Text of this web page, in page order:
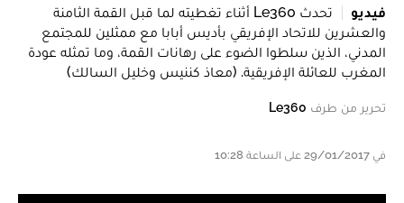
فيديو
تحدث Le360 أثناء تغطيته لما قبل القمة الثامنة
والعشرين للاتحاد الإفريقي بأديس أبابا مع ممثلين للمجتمع
المدني، الذين سلطوا الضوء على رهانات القمة، وما تمثله عودة
المغرب للعائلة الإفريقية. (معاذ كننيس وخليل السالك)
تحرير من طرف Le360
في 29/01/2017 على الساعة 10:28